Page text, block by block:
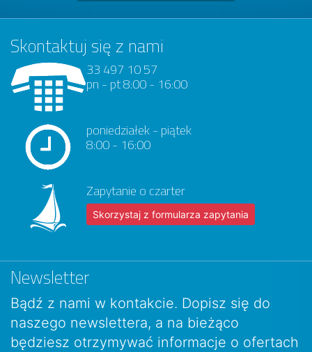
Skontaktuj się z nami
33 497 10 57
pn - pt 8:00 - 16:00
poniedziałek - piątek
8:00 - 16:00
Zapytanie o czarter
Skorzystaj z formularza zapytania
Newsletter
Bądź z nami w kontakcie. Dopisz się do
naszego newslettera, a na bieżąco
będziesz otrzymywać informacje o ofertach